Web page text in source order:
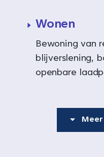
Wonen
Bewoning van
blijverslening,
openbare